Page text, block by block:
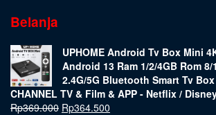
Belanja
UPHOME Android Tv Box Mini
Android 13 Ram 1/2/4GB Rom 8/
2.4G/5G Bluetooth Smart Tv
CHANNEL TV & Film & APP - Netflix /
Rp369.000 Rp364.500